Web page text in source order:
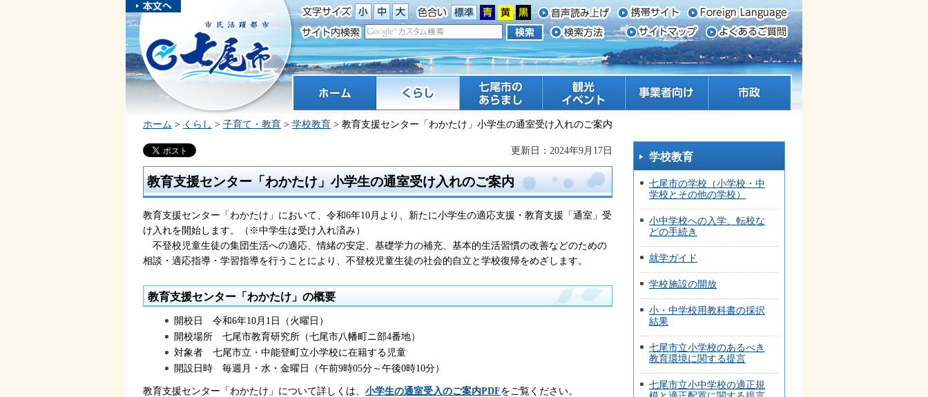
本文へスキ
ップしま
す。
市民活躍都市 七尾市
くらし 七尾市のあらまし 観光 イベント
ホーム > くらし > 子育て・教育 > 学校教育 > 教育支援センター「わかたけ」小学生の通室受け入れのご案内
更新日：2024年9月17日
教育支援センター「わかたけ」小学生の通室受け入れのご案内
教育支援センター「わかたけ」において、令和6年10月より、新たに小学生の適応支援・教育支援「通室」受
け入れを開始します。（※中学生は受け入れ済み）
不登校児童生徒の集団生活への適応、情緒の安定、基礎学力の補充、基本的生活習慣の改善などのための
相談・適応指導・学習指導を行うことにより、不登校児童生徒の社会的自立と学校復帰をめざします。
教育支援センター「わかたけ」の概要
開校日
令和6年10月1日（火曜日）
開校場所
七尾市教育研究所（七尾市八幡町ニ部4番地）
対象者
七尾市立・中能登町立小学校に在籍する児童
開設日時
毎週月・水・金曜日（午前9時05分～午後0時10分）
教育支援センター「わかたけ」について詳しくは、 小学生の通室受入のご案内PDFをご覧ください。
学校教育
七尾市の学校（小学校・中
学校とその他の学校）
小中学校への入学、転校な
どの手続き
就学ガイド
学校施設の開放
小・中学校用教科書の採択
結果
七尾市立小学校のあるべき
教育環境に関する提言
七尾市立小中学校の適正規